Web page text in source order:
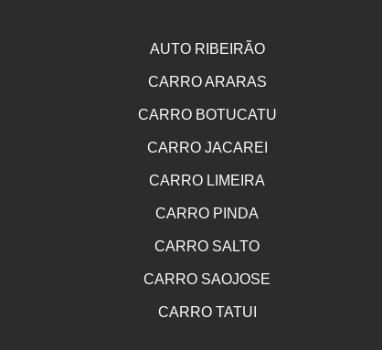
AUTO RIBEIRÃO
CARRO ARARAS
CARRO BOTUCATU
CARRO JACAREI
CARRO LIMEIRA
CARRO PINDA
CARRO SALTO
CARRO SAOJOSE
CARRO TATUI